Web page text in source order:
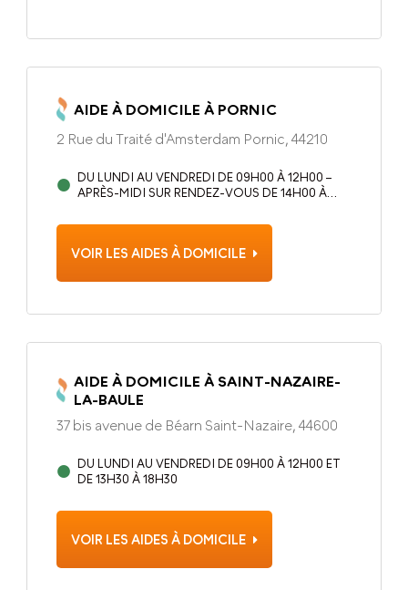
AIDE À DOMICILE À PORNIC
2 Rue du Traité d'Amsterdam Pornic, 44210
DU LUNDI AU VENDREDI DE 09H00 À 12H00 –
APRÈS-MIDI SUR RENDEZ-VOUS DE 14H00 À
VOIR LES AIDES À DOMICILE
AIDE À DOMICILE À SAINT-NAZAIRE-
LA-BAULE
37 bis avenue de Béarn Saint-Nazaire, 44600
DU LUNDI AU VENDREDI DE 09H00 À 12H00 ET
DE 13H30 À 18H30
VOIR LES AIDES À DOMICILE